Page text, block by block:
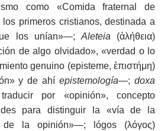
como «Comida fraternal de
primeros cristianos, destinada a
los unían»―; Aleteia (ἀλήθεια)
de algo olvidado», «verdad o lo
genuino (episteme, ἐπιστήμη)
y de ahíepistemología―;doxa
por «opinión», concepto
para distinguir la «vía de la
la opinión»―; lógos (λόγος)